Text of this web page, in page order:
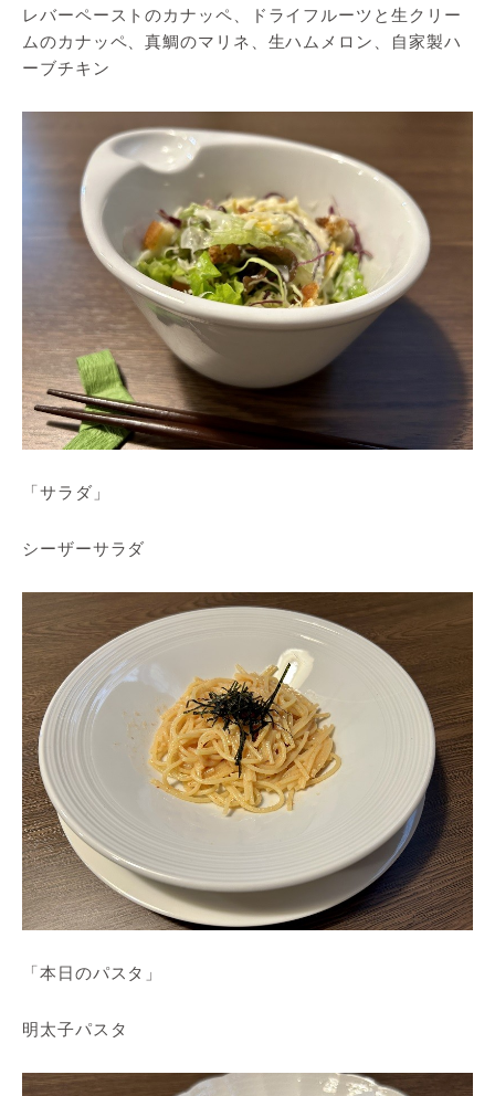
レバーペーストのカナッペ、ドライフルーツと生クリー
ムのカナッペ、真鯛のマリネ、生ハムメロン、自家製ハ
ーブチキン
「サラダ」
シーザーサラダ
「本日のパスタ」
明太子パスタ